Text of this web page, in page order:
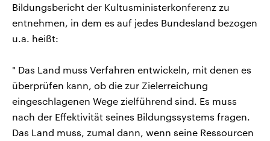
Bildungsbericht der Kultusministerkonferenz zu
entnehmen, in dem es auf jedes Bundesland bezogen
u.a. heißt:
" Das Land muss Verfahren entwickeln, mit denen es
überprüfen kann, ob die zur Zielerreichung
eingeschlagenen Wege zielführend sind. Es muss
nach der Effektivität seines Bildungssystems fragen.
Das Land muss, zumal dann, wenn seine Ressourcen